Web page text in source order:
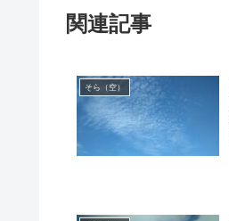
関連記事
そら（空）